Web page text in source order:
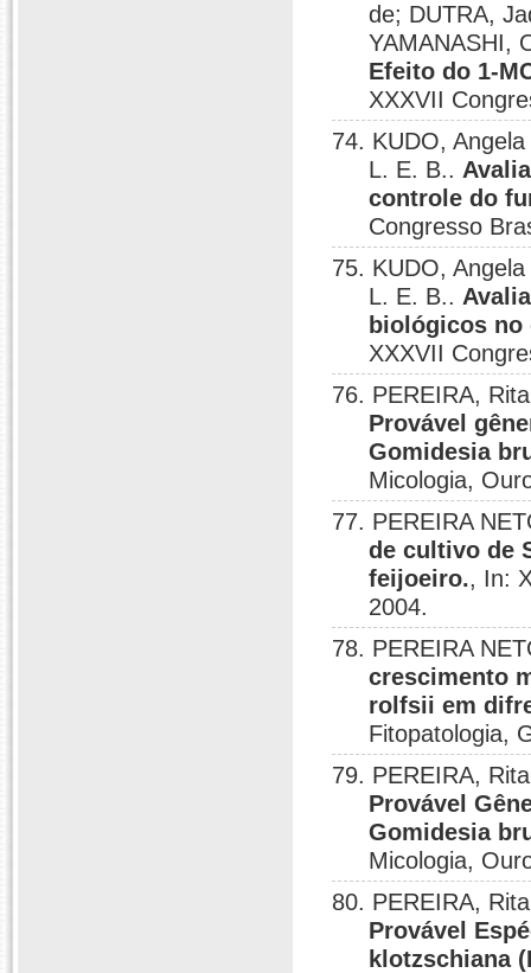
de; DUTRA,
YAMANASHI,
Efeito do 1-
XXXVII
74. KUDO,
L. E. B..
controle do
Congresso
75. KUDO,
L. E. B..
biológicos
XXXVII
76. PEREIRA,
Provável
Gomidesia
Micologia,
77. PEREIRA
de cultivo de
feijoeiro., In:
2004.
78. PEREIRA
crescimento
rolfsii em
Fitopatologia,
79. PEREIRA,
Provável
Gomidesia
Micologia,
80. PEREIRA,
Provável
klotzschiana